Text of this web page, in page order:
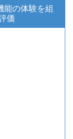
能の体験を組
価